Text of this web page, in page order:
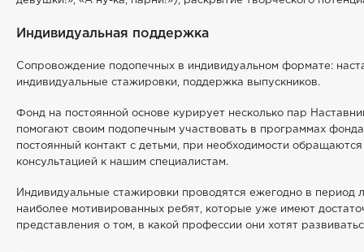
Индивидуальная поддержка
Сопровождение подопечных в индивидуальном формате:
индивидуальные стажировки, поддержка выпускников.
Фонд на постоянной основе курирует несколько пар
помогают своим подопечным участвовать в программах
постоянный контакт с детьми, при необходимости обращаются
консультацией к нашим специалистам.
Индивидуальные стажировки проводятся ежегодно в период
наиболее мотивированных ребят, которые уже имеют
представления о том, в какой профессии они хотят